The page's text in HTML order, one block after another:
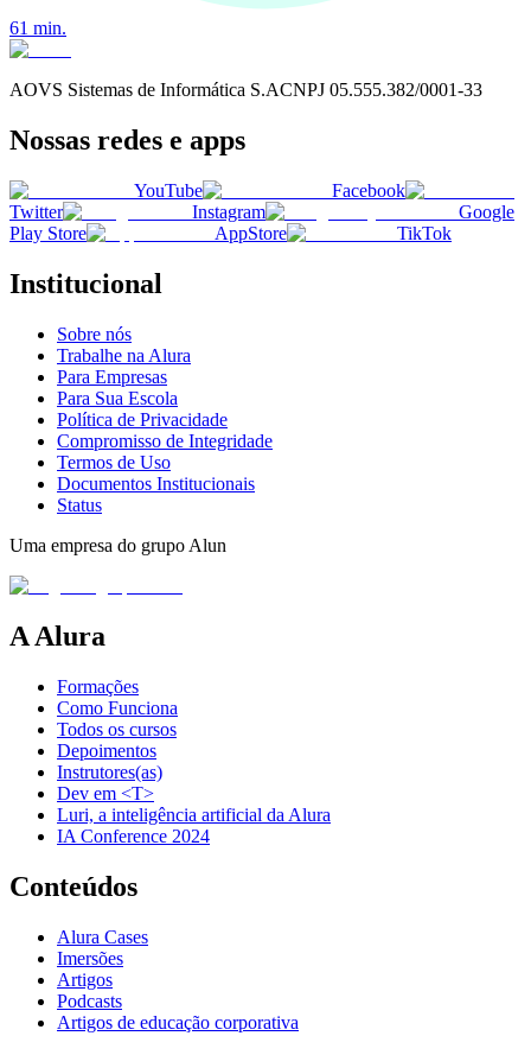
61 min.
AOVS Sistemas de Informática S.ACNPJ 05.555.382/0001-33
Nossas redes e apps
YouTube
Facebook
Twitter
Instagram
Google
Play Store
AppStore TikTok
Institucional
Sobre nós
Trabalhe na Alura
Para Empresas
Para Sua Escola
Política de Privacidade
Compromisso de Integridade
Termos de Uso
Documentos Institucionais
Status
Uma empresa do grupo Alun
A Alura
Formações
Como Funciona
Todos os cursos
Depoimentos
Instrutores(as)
Dev em <T>
Luri, a inteligência artificial da Alura
IA Conference 2024
Conteúdos
Alura Cases
Imersões
Artigos
Podcasts
Artigos de educação corporativa